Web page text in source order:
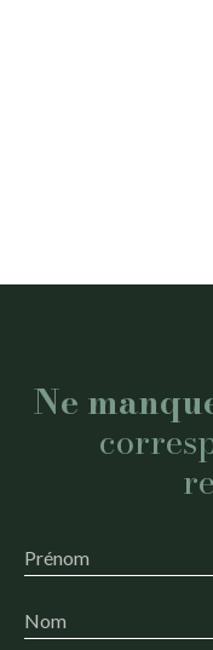
Ne
Prénom
Nom